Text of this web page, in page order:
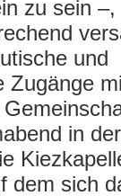
zu sein
und
Zugänge
in
dem sich